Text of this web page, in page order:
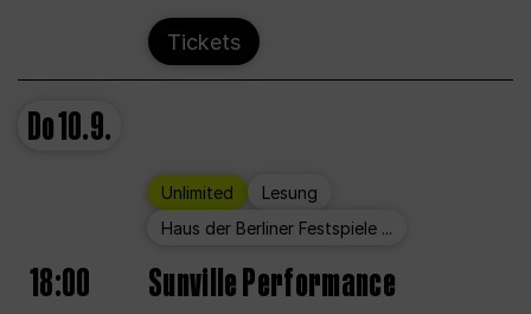
Tickets
Do10.9.
Unlimited
Lesung
Haus der Berliner Festspiele ...
18:00 Sunville Performance